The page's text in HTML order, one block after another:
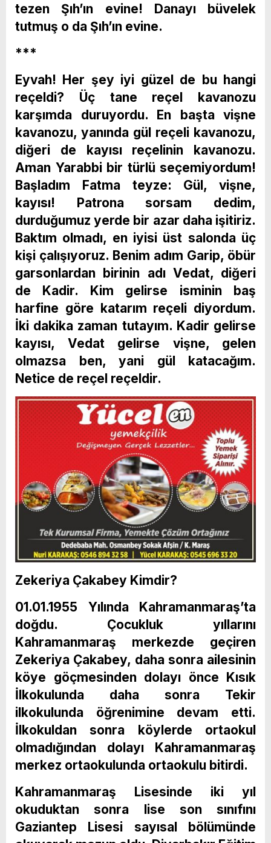
tezen Şıh’ın evine! Danayı büvelek
tutmuş o da Şıh’ın evine.
***
Eyvah! Her şey iyi güzel de bu hangi
reçeldi? Üç tane reçel kavanozu
karşımda duruyordu. En başta vişne
kavanozu, yanında gül reçeli kavanozu,
diğeri de kayısı reçelinin kavanozu.
Aman Yarabbi bir türlü seçemiyordum!
Başladım Fatma teyze: Gül, vişne,
kayısı! Patrona sorsam dedim,
durduğumuz yerde bir azar daha işitiriz.
Baktım olmadı, en iyisi üst salonda üç
kişi çalışıyoruz. Benim adım Garip, öbür
garsonlardan birinin adı Vedat, diğeri
de Kadir. Kim gelirse isminin baş
harfine göre katarım reçeli diyordum.
İki dakika zaman tutayım. Kadir gelirse
kayısı, Vedat gelirse vişne, gelen
olmazsa ben, yani gül katacağım.
Netice de reçel reçeldir.
Zekeriya Çakabey Kimdir?
01.01.1955 Yılında Kahramanmaraş’ta
doğdu. Çocukluk yıllarını
Kahramanmaraş merkezde geçiren
Zekeriya Çakabey, daha sonra ailesinin
köye göçmesinden dolayı önce Kısık
İlkokulunda daha sonra Tekir
ilkokulunda öğrenimine devam etti.
İlkokuldan sonra köylerde ortaokul
olmadığından dolayı Kahramanmaraş
merkez ortaokulunda ortaokulu bitirdi.
Kahramanmaraş Lisesinde iki yıl
okuduktan sonra lise son sınıfını
Gaziantep Lisesi sayısal bölümünde